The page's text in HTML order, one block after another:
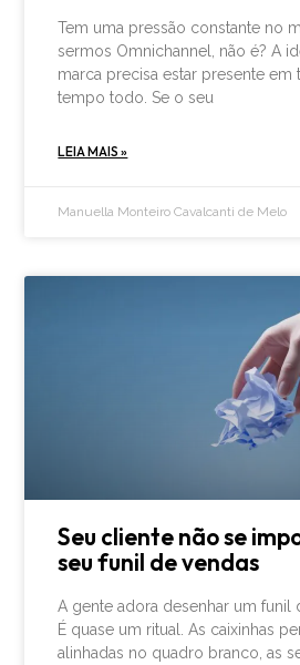
Tem uma pressão constante no
sermos Omnichannel, não é? A
marca precisa estar presente em
tempo todo. Se o seu
LEIA MAIS »
Manuella Monteiro Cavalcanti de Melo
Seu cliente não se
seu funil de vendas
A gente adora desenhar um funil
É quase um ritual. As caixinhas
alinhadas no quadro branco, as